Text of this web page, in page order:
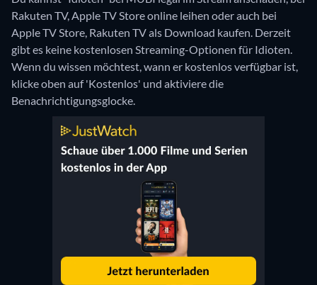
Rakuten TV, Apple TV Store online leihen oder auch bei
Apple TV Store, Rakuten TV als Download kaufen. Derzeit
gibt es keine kostenlosen Streaming-Optionen für Idioten.
Wenn du wissen möchtest, wann er kostenlos verfügbar ist,
klicke oben auf 'Kostenlos' und aktiviere die
Benachrichtigungsglocke.